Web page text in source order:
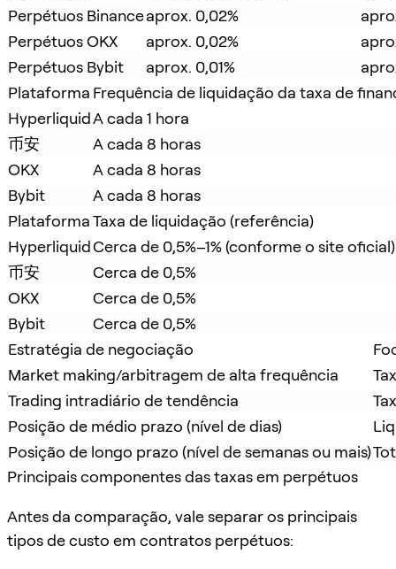
Perpétuos Binanceaprox. 0,02%
Perpétuos OKX
aprox. 0,02%
Perpétuos Bybit
aprox. 0,01%
Plataforma Frequência de liquidação da taxa de
HyperliquidA cada 1 hora
币安
A cada 8 horas
OKX
A cada 8 horas
Bybit
A cada 8 horas
PlataformaTaxa de liquidação (referência)
HyperliquidCerca de 0,5%–1% (conforme o site oficial)
币安
Cerca de 0,5%
OKX
Cerca de 0,5%
Bybit
Cerca de 0,5%
Estratégia de negociação
Market making/arbitragem de alta frequência
Trading intradiário de tendência
Posição de médio prazo (nível de dias)
Posição de longo prazo (nível de semanas ou mais)
Principais componentes das taxas em perpétuos
Antes da comparação, vale separar os principais
tipos de custo em contratos perpétuos: